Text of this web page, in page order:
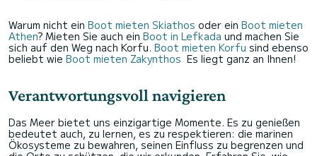
Warum nicht ein Boot mieten Skiathos oder ein Boot mieten
Athen? Mieten Sie auch ein Boot in Lefkada und machen Sie
sich auf den Weg nach Korfu. Boot mieten Korfu sind ebenso
beliebt wie Boot mieten Zakynthos Es liegt ganz an Ihnen!
Verantwortungsvoll navigieren
Das Meer bietet uns einzigartige Momente. Es zu genießen
bedeutet auch, zu lernen, es zu respektieren: die marinen
Ökosysteme zu bewahren, seinen Einfluss zu begrenzen und